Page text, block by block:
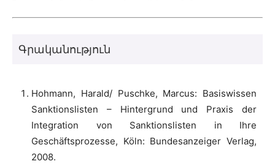
Գրականություն
Hohmann, Harald/ Puschke, Marcus: Basiswissen
Sanktionslisten – Hintergrund und Praxis der
Integration von Sanktionslisten in Ihre
Geschäftsprozesse, Köln: Bundesanzeiger Verlag,
2008.